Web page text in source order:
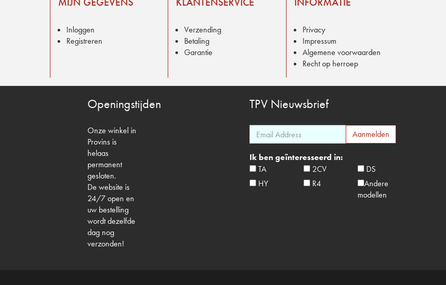
Inloggen
Registreren
Verzending
Betaling
Garantie
Privacy
Impressum
Algemene voorwaarden
Recht op herroep
Openingstijden
Onze winkel in
Provins is
helaas
permanent
gesloten.
De website is
24/7 open en
uw bestelling
wordt dezelfde
dag nog
verzonden!
TPV Nieuwsbrief
Ik ben geïnteresseerd in:
TA
2CV
DS
HY
R4
Andere
modellen